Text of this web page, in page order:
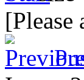
[Please